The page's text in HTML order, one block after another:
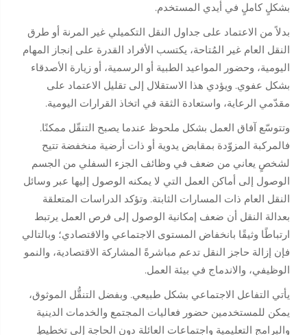
بشكلٍ كاملٍ في أيدي المستخدم.
بدلاً من الاعتماد على جداول النقل التكميلي غير المرنة أو طرق
النقل العام غير المُتاحة، يكتسب الأفراد القدرة على إنجاز المهام
اليومية، وحضور المواعيد الطبية أو الرسمية، أو زيارة الأصدقاء
بشكل عفوي. ويؤدي هذا الاستقلال إلى تقليل الاعتماد على
مقدّمي الرعاية، واستعادة الثقة في اتخاذ القرارات اليومية.
وتتوسّع آفاق العمل بشكل ملحوظ عندما يصبح التنقّل ممكنًا.
فالمركبة المزوّدة بمقابض يدوية أو ذات أرضية منخفضة تتيح
لشخصٍ يعاني من ضعف في وظائف الجزء السفلي من الجسم
الوصول إلى أماكن العمل التي لا يمكنه الوصول إليها عبر وسائل
النقل العام ذات المسارات الثابتة. وتؤكد الدراسات المتعلقة
بعدالة النقل أن ضعف إمكانية الوصول إلى فرص العمل يرتبط
ارتباطًا وثيقًا بانخفاض المستوى الاجتماعي والاقتصادي؛ وبالتالي
فإن إزالة حاجز النقل تدعم مباشرةً المشاركة الاقتصادية، والنمو
الوظيفي، والاندماج في بيئة العمل.
يأتي التفاعل الاجتماعي بشكل طبيعي. وبفضل التنقُّل الموثوق،
يمكن للمستخدمين حضور فعاليات المجتمع والخدمات الدينية
والبرامج التعليمية واجتماعات العائلة دون الحاجة إلى تخطيطٍ